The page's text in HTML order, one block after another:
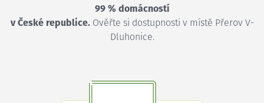
99 % domácností
v České republice.Ověřte si dostupnosti v místě Přerov V-
Dluhonice.